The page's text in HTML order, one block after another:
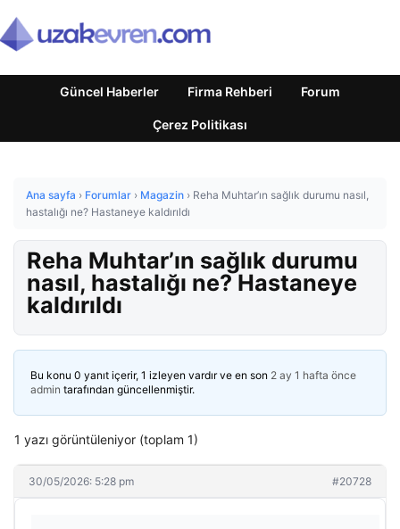
Güncel Haberler Firma Rehberi Forum
Çerez Politikası
Ana sayfa › Forumlar › Magazin › Reha Muhtar’ın sağlık durumu nasıl,
hastalığı ne? Hastaneye kaldırıldı
Reha Muhtar’ın sağlık durumu
nasıl, hastalığı ne? Hastaneye
kaldırıldı
Bu konu 0 yanıt içerir, 1 izleyen vardır ve en son 2 ay 1 hafta önce
admin tarafından güncellenmiştir.
1 yazı görüntüleniyor (toplam 1)
30/05/2026: 5:28 pm #20728